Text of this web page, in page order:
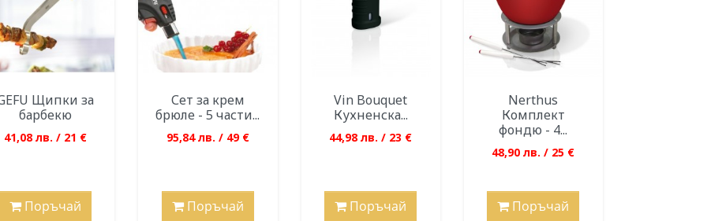
Щипки за
барбекю
41,08 лв. / 21 €
Поръчай
Сет за крем
брюле - 5 части...
95,84 лв. / 49 €
Поръчай
Vin Bouquet
Кухненска...
44,98 лв. / 23 €
Поръчай
Nerthus
Комплект
фондю - 4...
48,90 лв. / 25 €
Поръчай